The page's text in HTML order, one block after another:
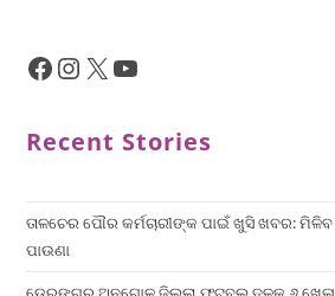
Recent Stories
ତାଳଚେର ପୌର କର୍ମଚାରୀଙ୍କ ପାଇଁ ଖୁସି ଖବର:
ପାଉଣା